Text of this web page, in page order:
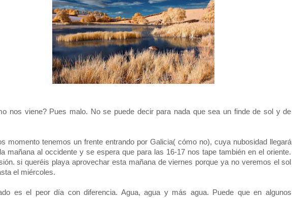
nos viene? Pues malo. No se puede decir para nada que sea un finde de sol y de
momento tenemos un frente entrando por Galicia( cómo no), cuya nubosidad llegará
mañana al occidente y se espera que para las 16-17 nos tape también en el oriente.
si queréis playa aprovechar esta mañana de viernes porque ya no veremos el sol
el miércoles.
es el peor día con diferencia. Agua, agua y más agua. Puede que en algunos